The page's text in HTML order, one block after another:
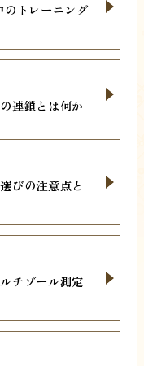
トレーニング
連鎖とは何か
びの注意点と
チゾール測定